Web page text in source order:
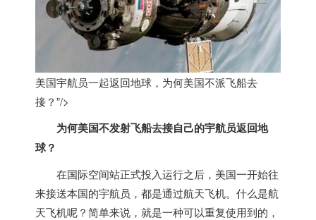
美国宇航员一起返回地球，为何美国不派飞船去
接？”/>
为何美国不发射飞船去接自己的宇航员返回地
球？
在国际空间站正式投入运行之后， 美国一开始往
来接送本国的宇航员，都是通过航天飞机。什么是航
天飞机呢？简单来说，就是一种可以重复使用到的，